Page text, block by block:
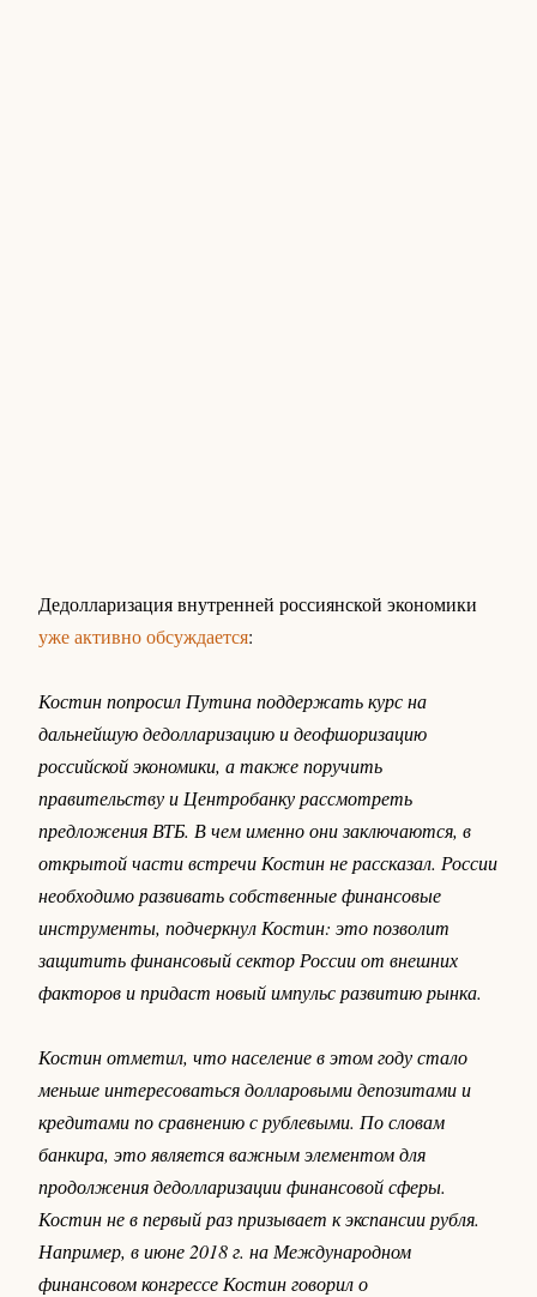
Дедолларизация внутренней россиянской экономики
уже активно обсуждается:
Костин попросил Путина поддержать курс на
дальнейшую дедолларизацию и деофшоризацию
российской экономики, а также поручить
правительству и Центробанку рассмотреть
предложения ВТБ. В чем именно они заключаются, в
открытой части встречи Костин не рассказал. России
необходимо развивать собственные финансовые
инструменты, подчеркнул Костин: это позволит
защитить финансовый сектор России от внешних
факторов и придаст новый импульс развитию рынка.
Костин отметил, что население в этом году стало
меньше интересоваться долларовыми депозитами и
кредитами по сравнению с рублевыми. По словам
банкира, это является важным элементом для
продолжения дедолларизации финансовой сферы.
Костин не в первый раз призывает к экспансии рубля.
Например, в июне 2018 г. на Международном
финансовом конгрессе Костин говорил о